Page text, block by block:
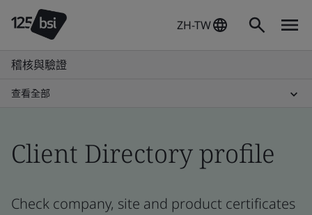
ZH-TW
稽核與驗證
查看全部
Client Directory profile
Check company, site and product certificates